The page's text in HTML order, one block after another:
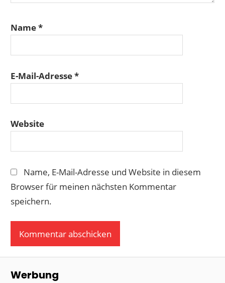
Name*
E-Mail-Adresse*
Website
Name, E-Mail-Adresse und Website in diesem
Browser für meinen nächsten Kommentar
speichern.
Werbung